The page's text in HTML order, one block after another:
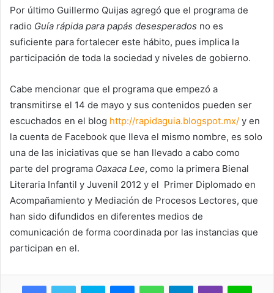
Por último Guillermo Quijas agregó que el programa de
radio Guía rápida para papás desesperados no es
suficiente para fortalecer este hábito, pues implica la
participación de toda la sociedad y niveles de gobierno.
Cabe mencionar que el programa que empezó a
transmitirse el 14 de mayo y sus contenidos pueden ser
escuchados en el blog http://rapidaguia.blogspot.mx/ y en
la cuenta de Facebook que lleva el mismo nombre, es solo
una de las iniciativas que se han llevado a cabo como
parte del programa Oaxaca Lee, como la primera Bienal
Literaria Infantil y Juvenil 2012 y el Primer Diplomado en
Acompañamiento y Mediación de Procesos Lectores, que
han sido difundidos en diferentes medios de
comunicación de forma coordinada por las instancias que
participan en el.
Skype MessengerWhatsAppTelegramViber Line